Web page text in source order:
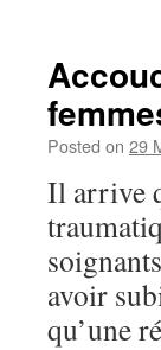
Posted on 29
Il arrive
avoir
qu’une